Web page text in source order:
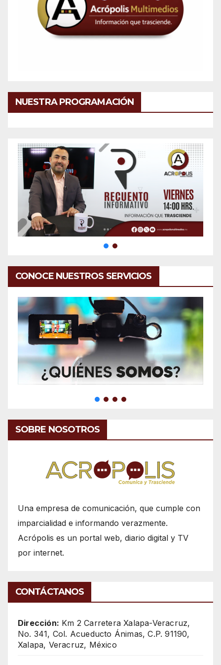
NUESTRA PROGRAMACIÓN
CONOCE NUESTROS SERVICIOS
SOBRE NOSOTROS
Una empresa de comunicación, que cumple con
imparcialidad e informando verazmente.
Acrópolis es un portal web, diario digital y TV
por internet.
CONTÁCTANOS
Dirección: Km 2 Carretera Xalapa-Veracruz,
No. 341, Col. Acueducto Ánimas, C.P. 91190,
Xalapa, Veracruz, México